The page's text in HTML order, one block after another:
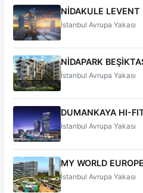
NİDAKULE LEVENT
İstanbul Avrupa Yakası
NİDAPARK
İstanbul Avrupa Yakası
DUMANKAYA HI-
İstanbul Avrupa Yakası
MY WORLD EUROPE
İstanbul Avrupa Yakası